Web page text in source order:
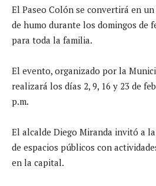
El Paseo Colón se convertirá en
de humo durante los domingos de
para toda la familia.
El evento, organizado por la
realizará los días 2, 9, 16 y 23 de
p.m.
El alcalde Diego Miranda invitó a
de espacios públicos con
en la capital.